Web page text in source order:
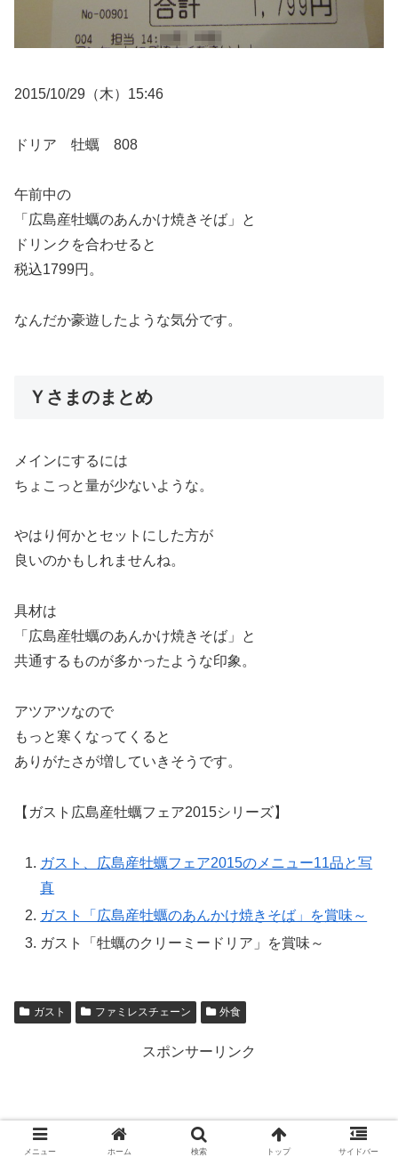
2015/10/29（木）15:46
ドリア 牡蠣 808
午前中の
「広島産牡蠣のあんかけ焼きそば」と
ドリンクを合わせると
税込1799円。
なんだか豪遊したような気分です。
Ｙさまのまとめ
メインにするには
ちょこっと量が少ないような。
やはり何かとセットにした方が
良いのかもしれませんね。
具材は
「広島産牡蠣のあんかけ焼きそば」と
共通するものが多かったような印象。
アツアツなので
もっと寒くなってくると
ありがたさが増していきそうです。
【ガスト広島産牡蠣フェア2015シリーズ】
ガスト、広島産牡蠣フェア2015のメニュー11品と写
真
ガスト「広島産牡蠣のあんかけ焼きそば」を賞味～
ガスト「牡蠣のクリーミードリア」を賞味～
ガスト ファミレスチェーン 外食
スポンサーリンク
メニュー ホーム 検索 トップ サイドバー